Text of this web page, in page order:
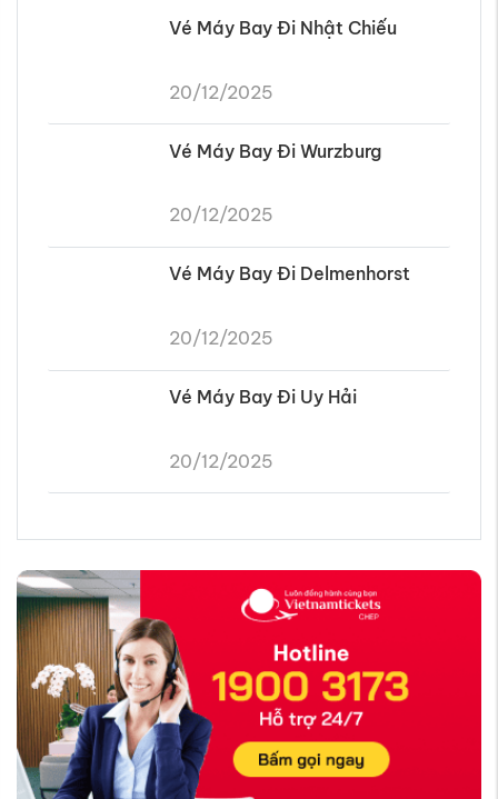
Vé Máy Bay Đi Nhật Chiếu
20/12/2025
Vé Máy Bay Đi Wurzburg
20/12/2025
Vé Máy Bay Đi Delmenhorst
20/12/2025
Vé Máy Bay Đi Uy Hải
20/12/2025